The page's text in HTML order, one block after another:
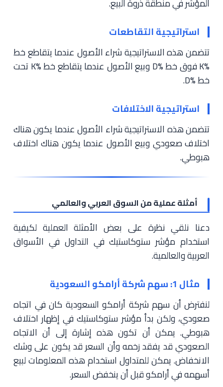
استراتيجية التقاطعات
تتضمن هذه الاستراتيجية شراء الأصول عندما يتقاطع خط
%K فوق خط %D وبيع الأصول عندما يتقاطع خط %K تحت
خط %D.
استراتيجية الاختلافات
تتضمن هذه الاستراتيجية شراء الأصول عندما يكون هناك
اختلاف صعودي وبيع الأصول عندما يكون هناك اختلاف
هبوطي.
أمثلة عملية من السوق العربي والعالمي
دعنا نلقي نظرة على بعض الأمثلة العملية لكيفية
استخدام مؤشر ستوكاستيك في التداول في الأسواق
العربية والعالمية.
مثال 1: سهم شركة أرامكو السعودية
لنفترض أن سهم شركة أرامكو السعودية كان في اتجاه
صعودي، ولكن بدأ مؤشر ستوكاستيك في إظهار اختلاف
هبوطي. يمكن أن تكون هذه إشارة إلى أن الاتجاه
الصعودي قد يفقد زخمه وأن السعر قد يكون على وشك
الانخفاض. يمكن للمتداول استخدام هذه المعلومات لبيع
أسهمه في أرامكو قبل أن ينخفض السعر.